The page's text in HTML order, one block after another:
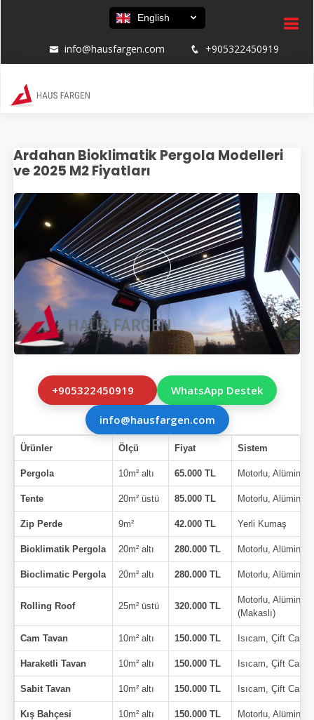
English
info@hausfargen.com +905322450919
Ardahan Bioklimatik Pergola Modelleri
ve 2025 M2 Fiyatları
+905322450919 WhatsApp Destek
info@hausfargen.com
Ürünler Ölçü Fiyat Sistem
Pergola 10m² altı 65.000 TL Motorlu,
Tente 20m² üstü 85.000 TL Motorlu,
Zip Perde 9m² 42.000 TL Yerli Kumaş
Bioklimatik Pergola 20m² altı 280.000 TL Motorlu,
Bioclimatic Pergola 20m² altı 280.000 TL Motorlu,
Rolling Roof 25m² üstü 320.000 TL
Motorlu,
(Makaslı)
Cam Tavan 10m² altı 150.000 TL Isıcam, Çift Cam
Haraketli Tavan 10m² altı 150.000 TL Isıcam, Çift Cam
Sabit Tavan 10m² altı 150.000 TL Isıcam, Çift Cam
Kış Bahçesi 10m² altı 150.000 TL Motorlu,